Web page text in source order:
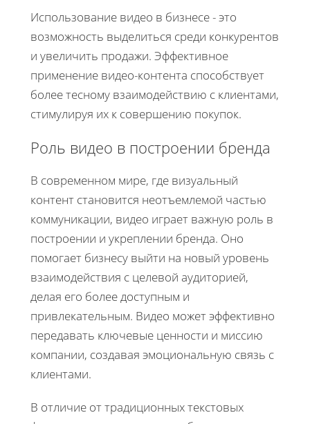
Использование видео в бизнесе - это
возможность выделиться среди конкурентов
и увеличить продажи. Эффективное
применение видео-контента способствует
более тесному взаимодействию с клиентами,
стимулируя их к совершению покупок.
Роль видео в построении бренда
В современном мире, где визуальный
контент становится неотъемлемой частью
коммуникации, видео играет важную роль в
построении и укреплении бренда. Оно
помогает бизнесу выйти на новый уровень
взаимодействия с целевой аудиторией,
делая его более доступным и
привлекательным. Видео может эффективно
передавать ключевые ценности и миссию
компании, создавая эмоциональную связь с
клиентами.
В отличие от традиционных текстовых